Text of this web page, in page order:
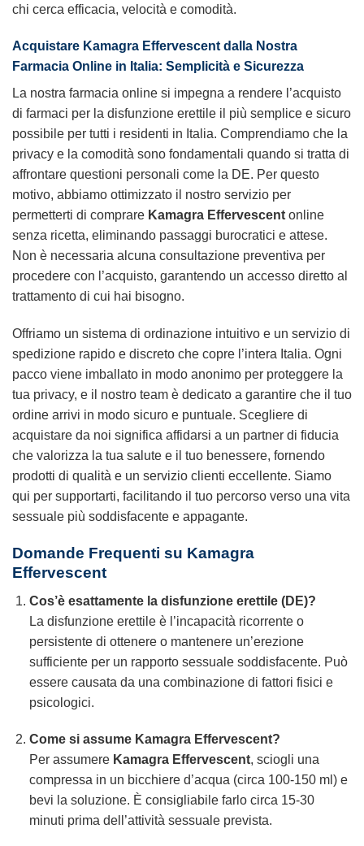
chi cerca efficacia, velocità e comodità.
Acquistare Kamagra Effervescent dalla Nostra
Farmacia Online in Italia: Semplicità e Sicurezza
La nostra farmacia online si impegna a rendere l’acquisto
di farmaci per la disfunzione erettile il più semplice e sicuro
possibile per tutti i residenti in Italia. Comprendiamo che la
privacy e la comodità sono fondamentali quando si tratta di
affrontare questioni personali come la DE. Per questo
motivo, abbiamo ottimizzato il nostro servizio per
permetterti di comprare Kamagra Effervescent online
senza ricetta, eliminando passaggi burocratici e attese.
Non è necessaria alcuna consultazione preventiva per
procedere con l’acquisto, garantendo un accesso diretto al
trattamento di cui hai bisogno.
Offriamo un sistema di ordinazione intuitivo e un servizio di
spedizione rapido e discreto che copre l’intera Italia. Ogni
pacco viene imballato in modo anonimo per proteggere la
tua privacy, e il nostro team è dedicato a garantire che il tuo
ordine arrivi in modo sicuro e puntuale. Scegliere di
acquistare da noi significa affidarsi a un partner di fiducia
che valorizza la tua salute e il tuo benessere, fornendo
prodotti di qualità e un servizio clienti eccellente. Siamo
qui per supportarti, facilitando il tuo percorso verso una vita
sessuale più soddisfacente e appagante.
Domande Frequenti su Kamagra
Effervescent
Cos’è esattamente la disfunzione erettile (DE)?
La disfunzione erettile è l’incapacità ricorrente o
persistente di ottenere o mantenere un’erezione
sufficiente per un rapporto sessuale soddisfacente. Può
essere causata da una combinazione di fattori fisici e
psicologici.
Come si assume Kamagra Effervescent?
Per assumere Kamagra Effervescent, sciogli una
compressa in un bicchiere d’acqua (circa 100-150 ml) e
bevi la soluzione. È consigliabile farlo circa 15-30
minuti prima dell’attività sessuale prevista.